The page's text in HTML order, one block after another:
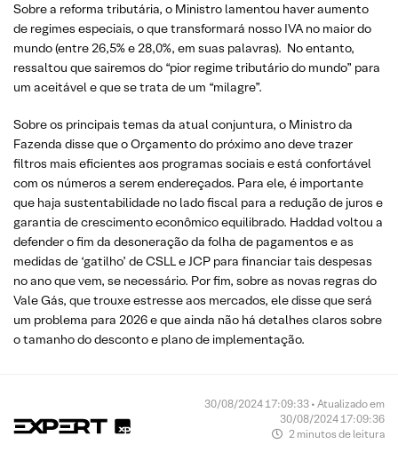
Sobre a reforma tributária, o Ministro lamentou haver aumento
de regimes especiais, o que transformará nosso IVA no maior do
mundo (entre 26,5% e 28,0%, em suas palavras). No entanto,
ressaltou que sairemos do “pior regime tributário do mundo” para
um aceitável e que se trata de um “milagre”.
Sobre os principais temas da atual conjuntura, o Ministro da
Fazenda disse que o Orçamento do próximo ano deve trazer
filtros mais eficientes aos programas sociais e está confortável
com os números a serem endereçados. Para ele, é importante
que haja sustentabilidade no lado fiscal para a redução de juros e
garantia de crescimento econômico equilibrado. Haddad voltou a
defender o fim da desoneração da folha de pagamentos e as
medidas de ‘gatilho’ de CSLL e JCP para financiar tais despesas
no ano que vem, se necessário. Por fim, sobre as novas regras do
Vale Gás, que trouxe estresse aos mercados, ele disse que será
um problema para 2026 e que ainda não há detalhes claros sobre
o tamanho do desconto e plano de implementação.
30/08/2024 17:09:33 • Atualizado em
30/08/2024 17:09:36
2 minutos de leitura